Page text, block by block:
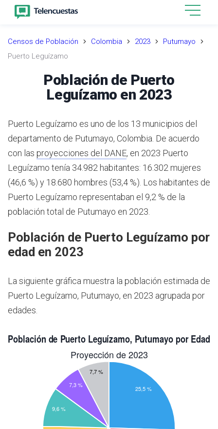
Censos de Población Colombia 2023
Putumayo
Puerto Leguízamo
Población de Puerto
Leguízamo en 2023
Puerto Leguízamo es uno de los 13 municipios del
departamento de Putumayo, Colombia. De acuerdo
con las proyecciones del DANE, en 2023 Puerto
Leguízamo tenía 34.982 habitantes: 16.302 mujeres
(46,6 %) y 18.680 hombres (53,4 %). Los habitantes de
Puerto Leguízamo representaban el 9,2 % de la
población total de Putumayo en 2023.
Población de Puerto Leguízamo por
edad en 2023
La siguiente gráfica muestra la población estimada de
Puerto Leguízamo, Putumayo, en 2023 agrupada por
edades.